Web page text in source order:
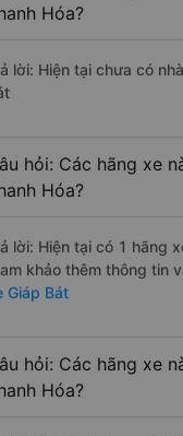
Hóa?
lời: Hiện tại chưa có
hỏi: Các hãng xe
Hóa?
lời: Hiện tại có 1 hãng
khảo thêm thông tin
Giáp Bát
hỏi: Các hãng xe
Hóa?